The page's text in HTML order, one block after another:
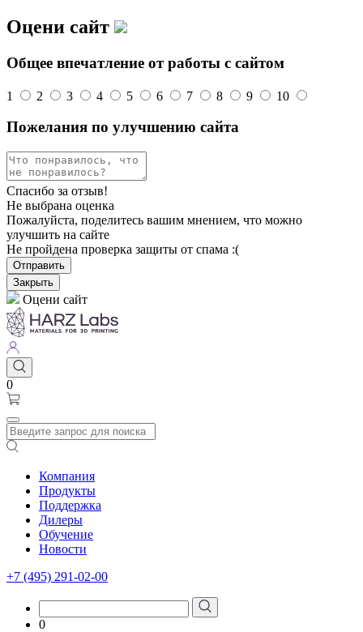
Оцени сайт
Общее впечатление от работы с сайтом
1 2 3 4 5 6 7 8 9 10
Пожелания по улучшению сайта
Спасибо за отзыв!
Не выбрана оценка
Пожалуйста, поделитесь вашим мнением, что можно
улучшить на сайте
Не пройдена проверка защиты от спама :(
Отправить
Закрыть
Оцени сайт
0
Компания
Продукты
Поддержка
Дилеры
Обучение
Новости
+7 (495) 291-02-00
0